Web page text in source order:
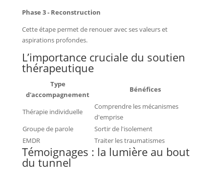
Phase 3 - Reconstruction
Cette étape permet de renouer avec ses valeurs et
aspirations profondes.
L’importance cruciale du soutien
thérapeutique
Type
d'accompagnement
Bénéfices
Thérapie individuelle
Comprendre les mécanismes
d'emprise
Groupe de parole
Sortir de l'isolement
EMDR
Traiter les traumatismes
Témoignages : la lumière au bout
du tunnel